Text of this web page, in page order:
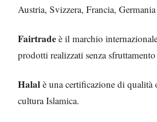
Austria, Svizzera, Francia,
Fairtrade è il marchio
prodotti realizzati senza
Halal è una certificazione di
cultura Islamica.